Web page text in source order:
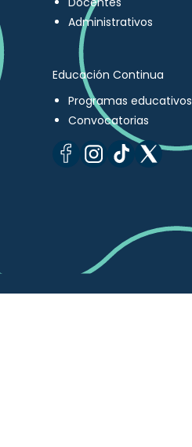
Administrativos
Educación Continua
Programas educativos
Convocatorias